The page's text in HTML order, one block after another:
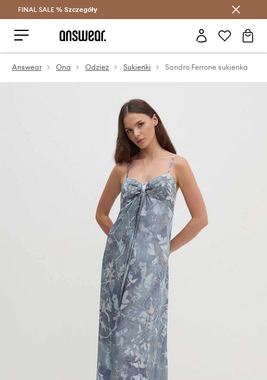
Oszczędzaj z Answear Club >
FINAL SALE % Szczegóły
Answear Ona Odzież Sukienki Sandro Ferrone sukienka